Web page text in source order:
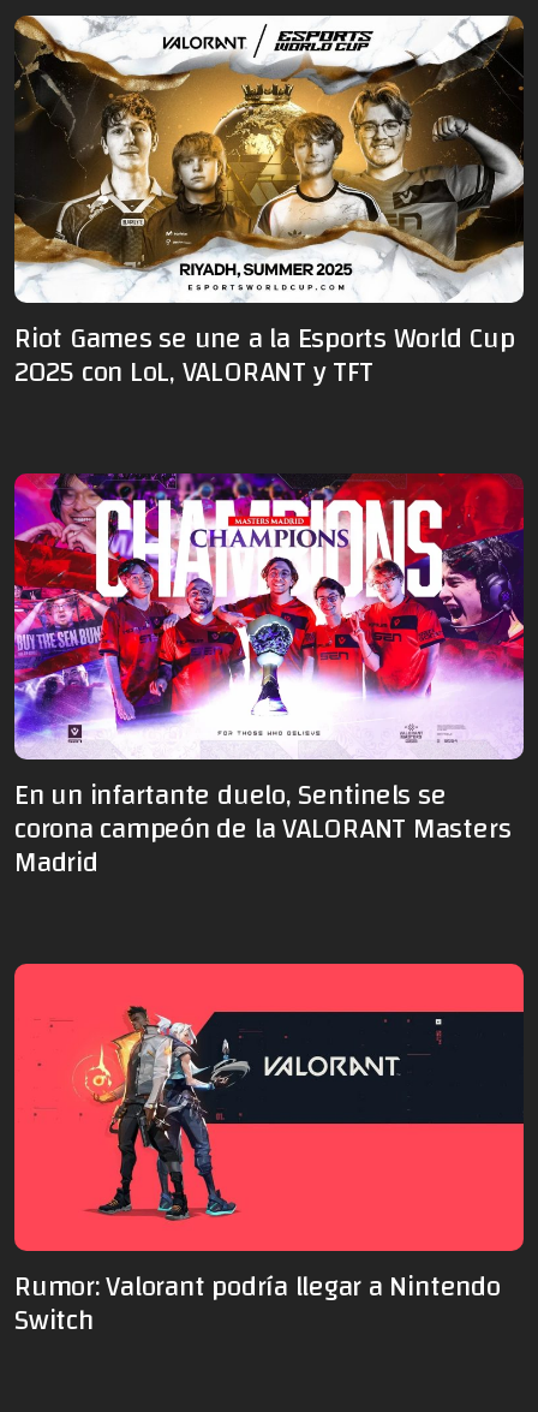
Riot Games se une a la Esports World Cup
2025 con LoL, VALORANT y TFT
En un infartante duelo, Sentinels se
corona campeón de la VALORANT Masters
Madrid
Rumor: Valorant podría llegar a Nintendo
Switch